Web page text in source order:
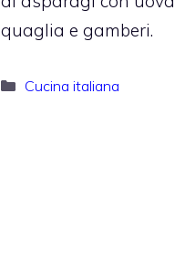
quaglia e gamberi.
Categorie
Cucina italiana